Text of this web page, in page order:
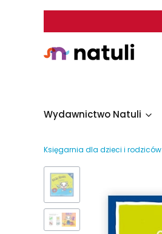
Wydawnictwo Natuli
Księgarnia dla dzieci i rodziców